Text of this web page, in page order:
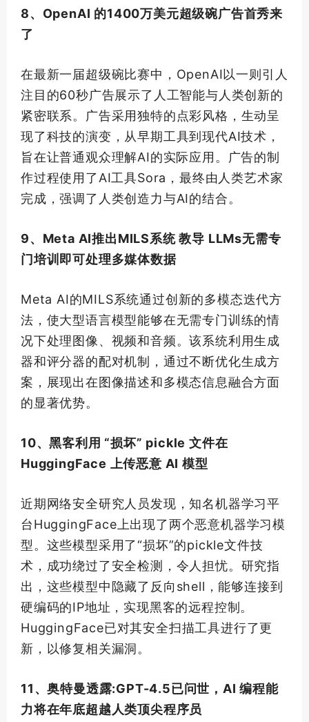
8、OpenAI 的1400万美元超级碗广告首秀来
了
在最新一届超级碗比赛中，OpenAI以一则引人
注目的60秒广告展示了人工智能与人类创新的
紧密联系。广告采用独特的点彩风格，生动呈
现了科技的演变，从早期工具到现代AI技术，
旨在让普通观众理解AI的实际应用。广告的制
作过程使用了AI工具Sora，最终由人类艺术家
完成，强调了人类创造力与AI的结合。
9、Meta AI推出MILS系统 教导 LLMs无需专
门培训即可处理多媒体数据
Meta AI的MILS系统通过创新的多模态迭代方
法，使大型语言模型能够在无需专门训练的情
况下处理图像、视频和音频。该系统利用生成
器和评分器的配对机制，通过不断优化生成方
案，展现出在图像描述和多模态信息融合方面
的显著优势。
10、黑客利用 “损坏” pickle 文件在
HuggingFace 上传恶意 AI 模型
近期网络安全研究人员发现，知名机器学习平
台HuggingFace上出现了两个恶意机器学习模
型。这些模型采用了“损坏”的pickle文件技
术，成功绕过了安全检测，令人担忧。研究指
出，这些模型中隐藏了反向shell，能够连接到
硬编码的IP地址，实现黑客的远程控制。
HuggingFace已对其安全扫描工具进行了更
新，以修复相关漏洞。
11、奥特曼透露:GPT-4.5已问世，AI 编程能
力将在年底超越人类顶尖程序员